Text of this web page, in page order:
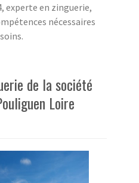
experte en zinguerie,
nécessaires
de la société
Loire